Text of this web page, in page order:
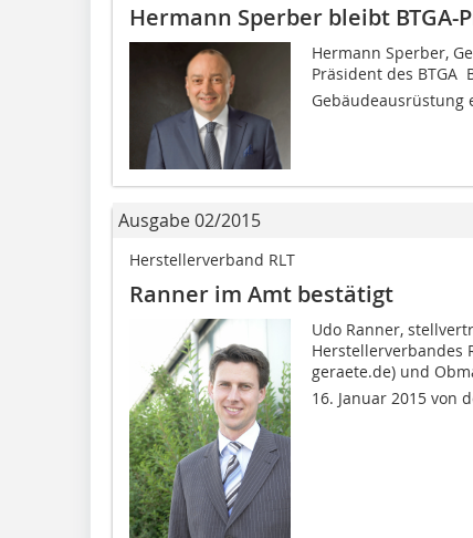
Hermann Sperber bleibt BTGA-
Hermann Sperber,
Präsident des BTGA
Gebäudeausrüstung
Ausgabe 02/2015
Herstellerverband RLT
Ranner im Amt bestätigt
Udo Ranner,
Herstellerverbandes
geraete.de) und
16. Januar 2015 von